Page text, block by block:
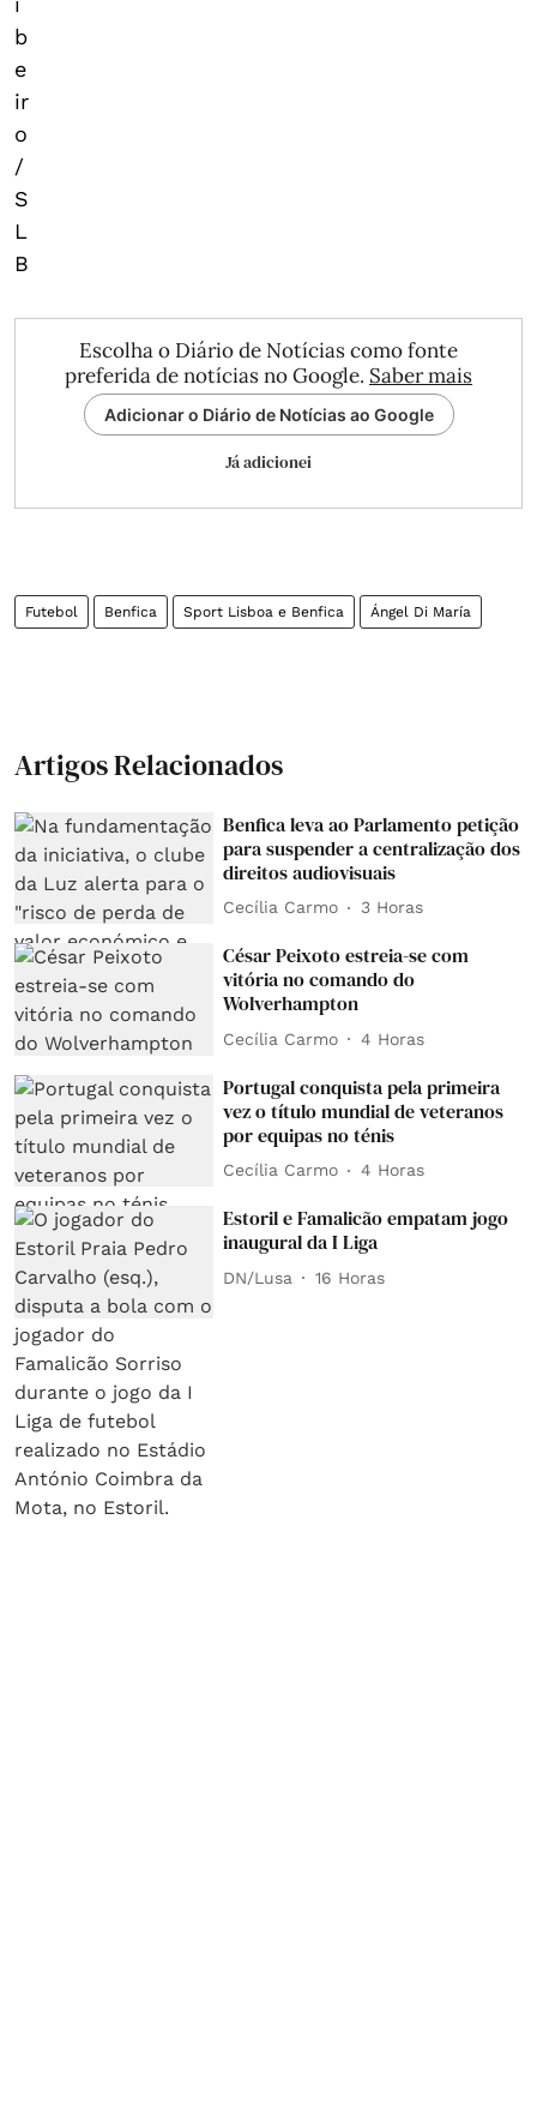
b
e
ir
o
/
S
L
B
Escolha o Diário de Notícias como fonte
preferida de notícias no Google. Saber mais
Adicionar o Diário de Notícias ao Google
Já adicionei
Futebol Benfica Sport Lisboa e Benfica Ángel Di María
Artigos Relacionados
Benfica leva ao Parlamento petição
para suspender a centralização dos
direitos audiovisuais
Cecília Carmo 3 Horas
César Peixoto estreia-se com
vitória no comando do
Wolverhampton
Cecília Carmo 4 Horas
Portugal conquista pela primeira
vez o título mundial de veteranos
por equipas no ténis
Cecília Carmo 4 Horas
Estoril e Famalicão empatam jogo
inaugural da I Liga
DN/Lusa 16 Horas